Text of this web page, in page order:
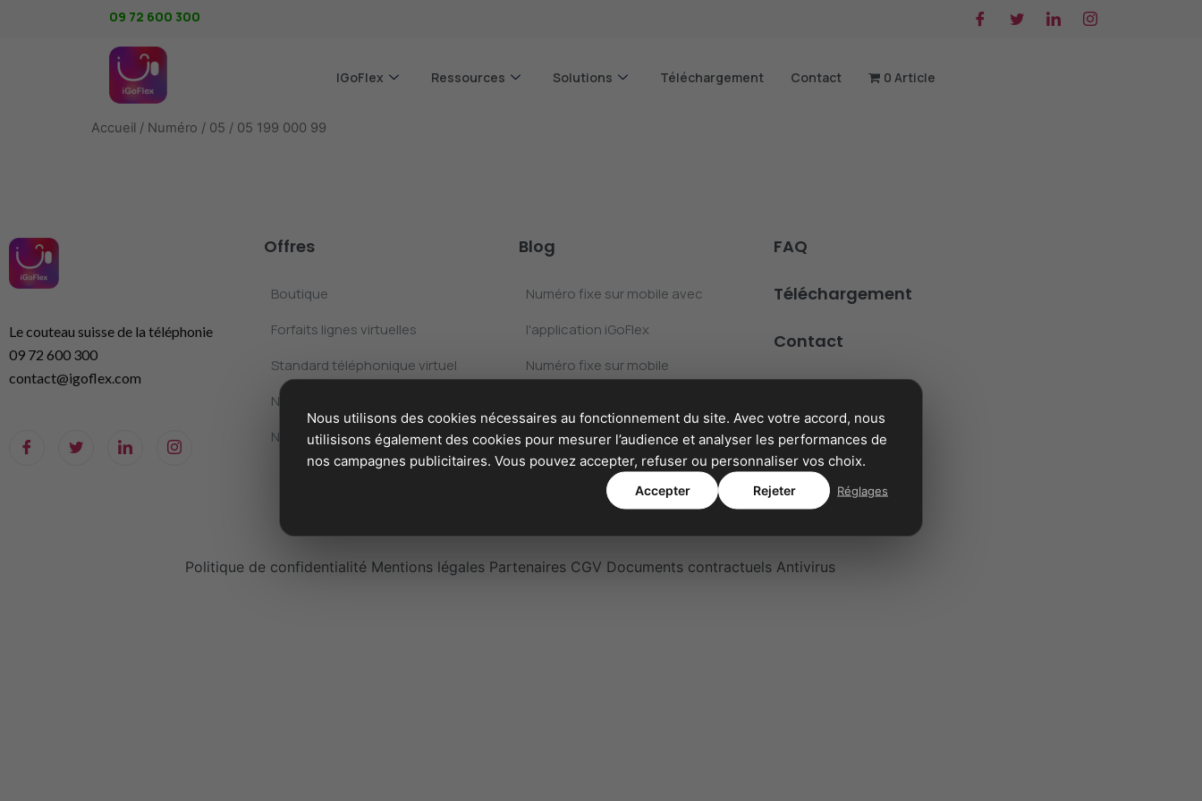
09 72 600 300
IGoFlex Ressources Solutions Téléchargement Contact 0 Article
Accueil / Numéro / 05 / 05 199 000 99
Le couteau suisse de la téléphonie
09 72 600 300
contact@igoflex.com
Offres
Boutique
Forfaits lignes virtuelles
Standard téléphonique virtuel
Numéro facile à retenir
Numéros
Blog
Numéro fixe sur mobile avec
l'application iGoFlex
Numéro fixe sur mobile
Orienter vos appels
FAQ
Téléchargement
Contact
Politique de confidentialité Mentions légales Partenaires CGV Documents contractuels Antivirus
Nous utilisons des cookies nécessaires au fonctionnement du site. Avec votre accord, nous
utilisisons également des cookies pour mesurer l’audience et analyser les performances de
nos campagnes publicitaires. Vous pouvez accepter, refuser ou personnaliser vos choix.
Accepter Rejeter Réglages